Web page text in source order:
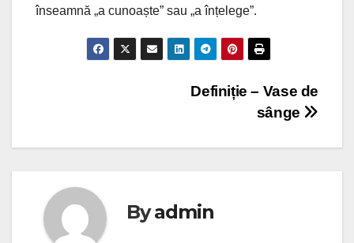
înseamnă „a cunoaște” sau „a înțelege”.
Definiție – Vase de
sânge
Byadmin